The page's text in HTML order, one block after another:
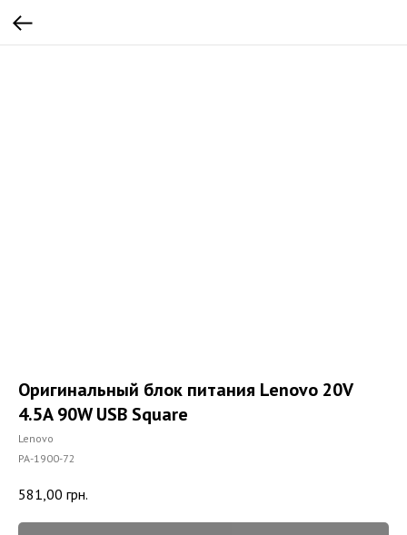
Оригинальный блок питания Lenovo 20V
4.5A 90W USB Square
Lenovo
PA-1900-72
581,00 грн.